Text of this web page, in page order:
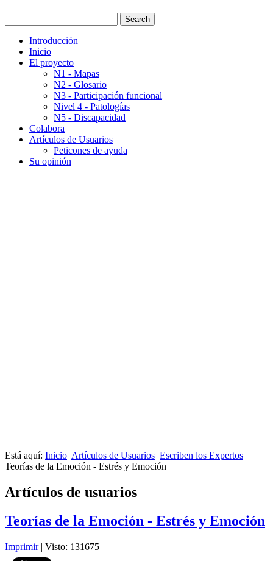
Introducción
Inicio
El proyecto
N1 - Mapas
N2 - Glosario
N3 - Participación funcional
Nivel 4 - Patologías
N5 - Discapacidad
Colabora
Artículos de Usuarios
Peticones de ayuda
Su opinión
Está aquí: Inicio Artículos de Usuarios Escriben los Expertos
Teorías de la Emoción - Estrés y Emoción
Artículos de usuarios
Teorías de la Emoción - Estrés y Emoción
Imprimir | Visto: 131675